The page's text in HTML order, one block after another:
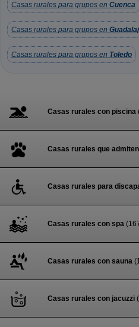
Casas rurales para grupos en Cuenca
Casas rurales para grupos en
Casas rurales para grupos en Toledo
Casas rurales con piscina
Casas rurales que
Casas rurales para
Casas rurales con spa
Casas rurales con sauna
Casas rurales con jacuzzi